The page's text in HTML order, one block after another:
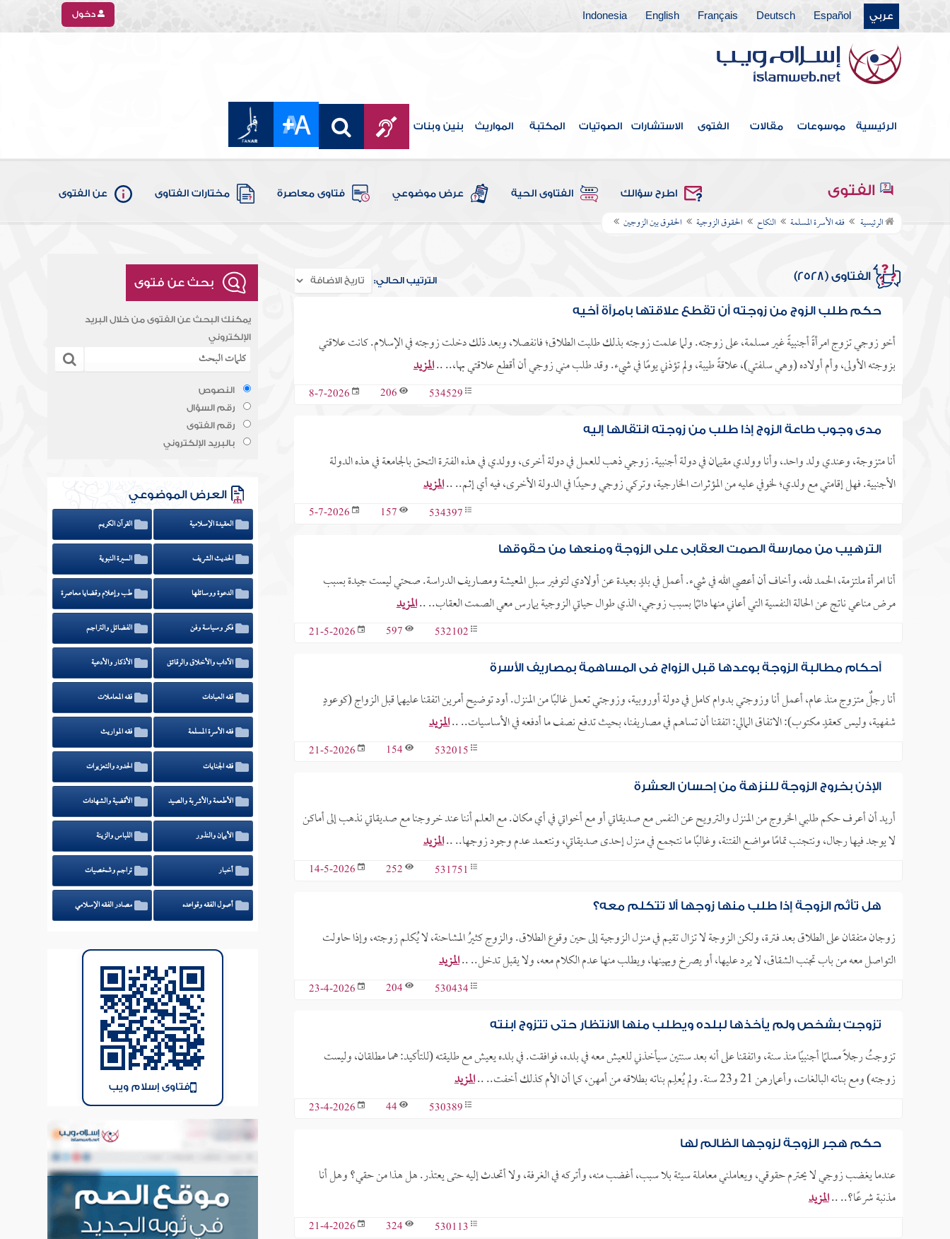
عربي Español
Deutsch
Français
English
Indonesia دخول
الرئيسية موسوعات مقالات الفتوى الاستشارات الصوتيات المكتبة المواريث بنين وبنات
الفتوى اطرح سؤالك الفتاوى الحية عرض موضوعي فتاوى معاصرة مختارات الفتاوى عن الفتوى
الرئيسية فقه الأسرة المسلمة النكاح الحقوق الزوجية الحقوق بين الزوجين
الفتاوى (2528) الترتيب الحالي:
حكم طلب الزوج من زوجته أن تقطع علاقتها بامرأة أخيه
أخو زوجي تزوج امرأةً أجنبيةً غير مسلمة، على زوجته. ولما علمت زوجته بذلك طلبت الطلاق؛ فانفصلا، وبعد ذلك دخلت زوجته في الإسلام. كانت علاقتي
بزوجته الأولى، وأم أولاده (وهي سلفتي)، علاقةً طيبة، ولم تؤذني يومًا في شيء. وقد طلب مني زوجي أن أقطع علاقتي بها،.. ..المزيد
534529
206
8-7-2026
مدى وجوب طاعة الزوج إذا طلب من زوجته انتقالها إليه
أنا متزوجة، وعندي ولد واحد، وأنا وولدي مقيمان في دولة أجنبية. زوجي ذهب للعمل في دولة أخرى، وولدي في هذه الفترة التحق بالجامعة في هذه الدولة
الأجنبية. فهل إقامتي مع ولدي؛ لخوفي عليه من المؤثرات الخارجية، وتركي زوجي وحيدًا في الدولة الأخرى، فيه أي إثم.. ..المزيد
534397
157
5-7-2026
الترهيب من ممارسة الصمت العقابي على الزوجة ومنعها من حقوقها
أنا امرأة ملتزمة، الحمد لله، وأخاف أن أعصي الله في شيء. أعمل في بلدٍ بعيدة عن أولادي لتوفير سبل المعيشة ومصاريف الدراسة. صحتي ليست جيدة بسبب
مرض مناعي ناتج عن الحالة النفسية التي أعاني منها دائمًا بسبب زوجي، الذي طوال حياتي الزوجية يمارس معي الصمت العقاب.. ..المزيد
532102
597
21-5-2026
أحكام مطالبة الزوجة بوعدها قبل الزواج في المساهمة بمصاريف الأسرة
أنا رجلٌ متزوج منذ عام، أعمل أنا وزوجتي بدوام كامل في دولة أوروبية، وزوجتي تعمل غالبًا من المنزل. أود توضيح أمرين اتفقنا عليهما قبل الزواج (كوعودٍ
شفهية، وليس كعقدٍ مكتوب): الاتفاق المالي: اتفقنا أن تساهم في مصاريفنا، بحيث تدفع نصف ما أدفعه في الأساسيات.. ..المزيد
532015
154
21-5-2026
الإذن بخروج الزوجة للنزهة من إحسان العشرة
أريد أن أعرف حكم طلبي الخروج من المنزل والترويح عن النفس مع صديقاتي أو مع أخواتي في أي مكان. مع العلم أننا عند خروجنا مع صديقاتي نذهب إلى أماكن
لا يوجد فيها رجال، ونتجنب تمامًا مواضع الفتنة، وغالبًا ما نتجمع في منزل إحدى صديقاتي، ونتعمد عدم وجود زوجها.. ..المزيد
531751
252
14-5-2026
هل تأثم الزوجة إذا طلب منها زوجها ألا تتكلم معه؟
زوجان متفقان على الطلاق بعد فترة، ولكن الزوجة لا تزال تقيم في منزل الزوجية إلى حين وقوع الطلاق. والزوج كثيرُ المشاحنة، لا يُكلم زوجته، وإذا حاولت
التواصل معه من باب تجنب الشقاق، لا يرد عليها، أو يصرخ ويهينها، ويطلب منها عدم الكلام معه، ولا يقبل تدخل.. ..المزيد
530434
204
23-4-2026
تزوجت بشخص ولم يأخذها لبلده ويطلب منها الانتظار حتى تتزوج ابنته
تزوجتُ رجلًا مسلمًا أجنبيًا منذ سنة، واتفقنا على أنه بعد سنتين سيأخذني للعيش معه في بلده، فوافقت. في بلده يعيش مع طليقته (للتأكيد: هما مطلقان، وليست
زوجته) ومع بناته البالغات، وأعمارهن 21 و23 سنة. ولم يُعلِم بناته بطلاقه من أمهن، كما أن الأم كذلك أخفت.. ..
المزيد
530389
44
23-4-2026
حكم هجر الزوجة لزوجها الظالم لها
عندما يغضب زوجي لا يحترم حقوقي، ويعاملني معاملة سيئة بلا سبب، أغضب منه، وأتركه في الغرفة، ولا أتحدث إليه حتى يعتذر. هل هذا من حقي؟ وهل أنا
مذنبة شرعًا؟.. ..المزيد
530113
324
21-4-2026
بحث عن فتوى
يمكنك البحث عن الفتوى من خلال البريد
الإلكتروني
النصوص
رقم السؤال
رقم الفتوى
بالبريد الإلكتروني
العرض الموضوعي
العقيدة الإسلامية القرآن الكريم
الحديث الشريف السيرة النبوية
الدعوة ووسائلها طب وإعلام وقضايا معاصرة
فكر وسياسة وفن الفضائل والتراجم
الآداب والأخلاق والرقائق الأذكار والأدعية
فقه العبادات فقه المعاملات
فقه الأسرة المسلمة فقه المواريث
فقه الجنايات الحدود والتعزيرات
الأطعمة والأشربة والصيد الأقضية والشهادات
الأيمان والنذور اللباس والزينة
أخبار تراجم وشخصيات
أصول الفقه وقواعده مصادر الفقه الإسلامي
فتاوى إسلام ويب